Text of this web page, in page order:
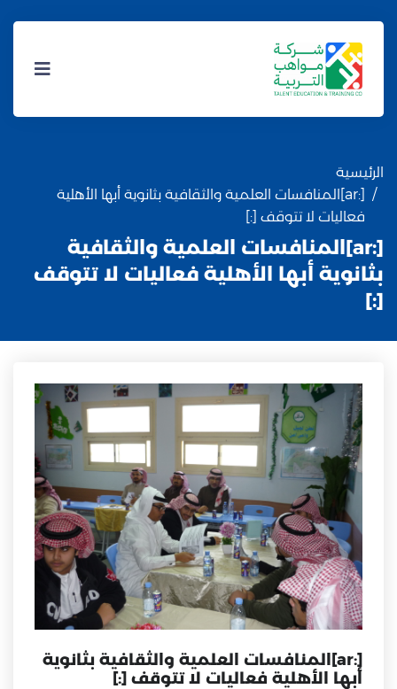
الرئيسية
[:ar]المنافسات العلمية والثقافية بثانوية أبها الأهلية
فعاليات لا تتوقف [:]
[:ar]المنافسات العلمية والثقافية
بثانوية أبها الأهلية فعاليات لا تتوقف
[:]
[:ar]المنافسات العلمية والثقافية بثانوية
أبها الأهلية فعاليات لا تتوقف [:]